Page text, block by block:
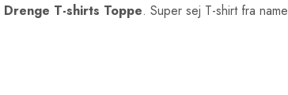
Drenge T-shirts Toppe. Super sej T-shirt fra